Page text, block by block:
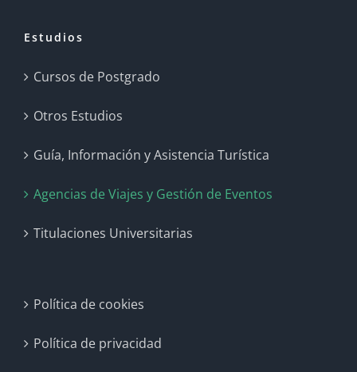
Estudios
Cursos de Postgrado
Otros Estudios
Guía, Información y Asistencia Turística
Agencias de Viajes y Gestión de Eventos
Titulaciones Universitarias
Política de cookies
Política de privacidad